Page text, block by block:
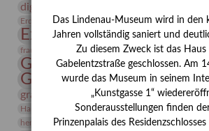
digitallabor
Erdmann Julius Dietrich
Erlebnisportal
Expressionismus Festrede
frauen Frauen in der Antike und heute
Gerhard-Altenbourg-
Gerhard Altenbourg
Gerhard
grafische sammlung griechische
Hanns-Conon von der Gabelentz Heinrich
herman de vries Humboldt
Insekten
Das Lindenau-Museum wird in den
Jahren vollständig saniert und
Zu diesem Zweck ist das Haus
Gabelentzstraße geschlossen. Am
wurde das Museum in seinem
„Kunstgasse 1“
Sonderausstellungen finden
Prinzenpalais des